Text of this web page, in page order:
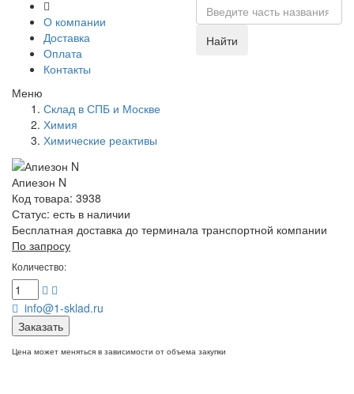
О компании
Доставка
Оплата
Контакты
Найти
Меню
Склад в СПБ и Москве
Химия
Химические реактивы
Апиезон N
Код товара: 3938
Статус: есть в наличии
Бесплатная доставка до терминала транспортной компании
По запросу
Количество:
info@1-sklad.ru
Заказать
Цена может меняться в зависимости от объема закупки